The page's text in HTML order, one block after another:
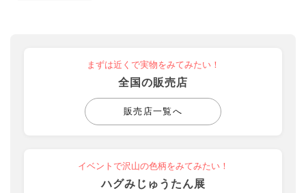
まずは近くで実物をみてみたい！
全国の販売店
販売店一覧へ
イベントで沢山の色柄をみてみたい！
ハグみじゅうたん展